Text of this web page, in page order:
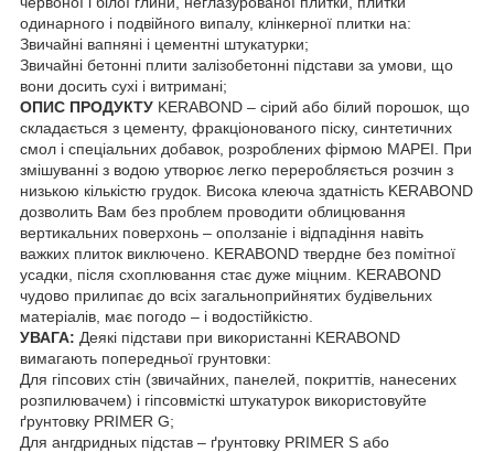
одинарного і подвійного випалу, клінкерної плитки на:
Звичайні вапняні і цементні штукатурки;
Звичайні бетонні плити залізобетонні підстави за умови, що
вони досить сухі і витримані;
ОПИС ПРОДУКТУ KERABOND – сірий або білий порошок, що
складається з цементу, фракціонованого піску, синтетичних
смол і спеціальних добавок, розроблених фірмою MAPEI. При
змішуванні з водою утворює легко переробляється розчин з
низькою кількістю грудок. Висока клеюча здатність KERABOND
дозволить Вам без проблем проводити облицювання
вертикальних поверхонь – оползаніе і відпадіння навіть
важких плиток виключено. KERABOND твердне без помітної
усадки, після схоплювання стає дуже міцним. KERABOND
чудово прилипає до всіх загальноприйнятих будівельних
матеріалів, має погодо – і водостійкістю.
УВАГА: Деякі підстави при використанні KERABOND
вимагають попередньої грунтовки:
Для гіпсових стін (звичайних, панелей, покриттів, нанесених
розпилювачем) і гіпсовмісткі штукатурок використовуйте
ґрунтовку PRIMER G;
Для ангдридных підстав – ґрунтовку PRIMER S або